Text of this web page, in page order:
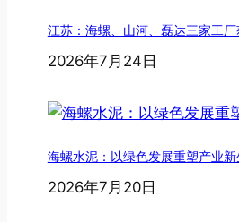
江苏：海螺、山河、磊达三家工
2026年7月24日
海螺水泥：以绿色发展重塑产业新
2026年7月20日